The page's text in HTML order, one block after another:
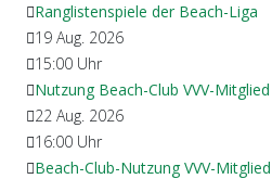
Ranglistenspiele der Beach-Liga
19 Aug. 2026
15:00 Uhr
Nutzung Beach-Club VVV-Mitglied
22 Aug. 2026
16:00 Uhr
Beach-Club-Nutzung VVV-Mitglied